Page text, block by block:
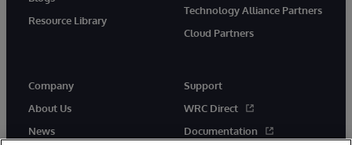
Resource Library
Technology Alliance Partners
Cloud Partners
Company
About Us
News
Support
WRC Direct
Documentation